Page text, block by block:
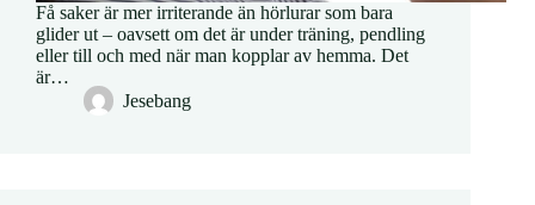
Få saker är mer irriterande än hörlurar som bara
glider ut – oavsett om det är under träning, pendling
eller till och med när man kopplar av hemma. Det
är…
Jesebang